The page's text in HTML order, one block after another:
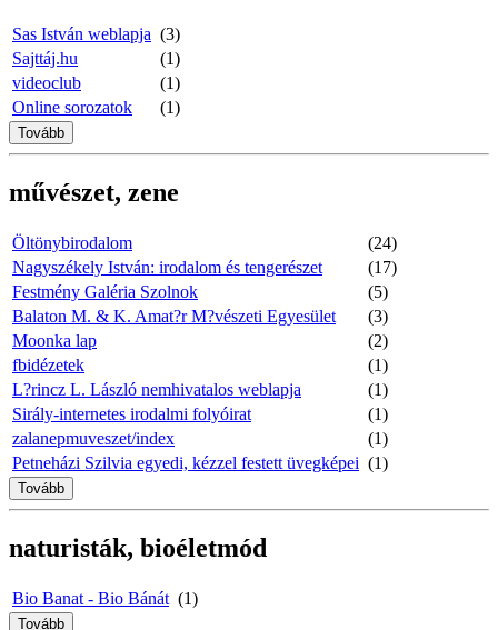
Sas István weblapja (3)
Sajttáj.hu
(1)
videoclub
(1)
Online sorozatok
(1)
Tovább
művészet, zene
Öltönybirodalom
(24)
Nagyszékely István: irodalom és tengerészet
(17)
Festmény Galéria Szolnok
(5)
Balaton M. & K. Amat?r M?vészeti Egyesület
(3)
Moonka lap
(2)
fbidézetek
(1)
L?rincz L. László nemhivatalos weblapja
(1)
Sirály-internetes irodalmi folyóirat
(1)
zalanepmuveszet/index
(1)
Petneházi Szilvia egyedi, kézzel festett üvegképei (1)
Tovább
naturisták, bioéletmód
Bio Banat - Bio Bánát (1)
Tovább